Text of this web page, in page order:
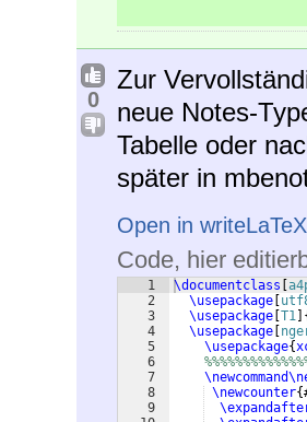
0
Zur
neue Notes-
Tabelle oder
später in
Open in writeLaTeX
Code, hier
1
2
3
4
5
6
7
8
9
\documentclass
\usepackage
\usepackage T1
\usepackage
\usepackage{
\newcounter{